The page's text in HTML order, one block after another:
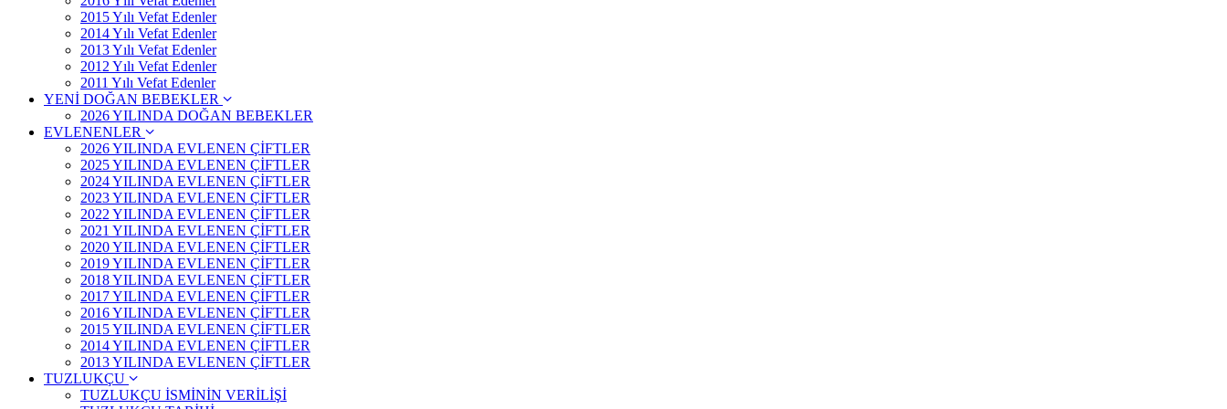
2015 Yılı Vefat Edenler
2014 Yılı Vefat Edenler
2013 Yılı Vefat Edenler
2012 Yılı Vefat Edenler
2011 Yılı Vefat Edenler
YENİ DOĞAN BEBEKLER
2026 YILINDA DOĞAN BEBEKLER
EVLENENLER
2026 YILINDA EVLENEN ÇİFTLER
2025 YILINDA EVLENEN ÇİFTLER
2024 YILINDA EVLENEN ÇİFTLER
2023 YILINDA EVLENEN ÇİFTLER
2022 YILINDA EVLENEN ÇİFTLER
2021 YILINDA EVLENEN ÇİFTLER
2020 YILINDA EVLENEN ÇİFTLER
2019 YILINDA EVLENEN ÇİFTLER
2018 YILINDA EVLENEN ÇİFTLER
2017 YILINDA EVLENEN ÇİFTLER
2016 YILINDA EVLENEN ÇİFTLER
2015 YILINDA EVLENEN ÇİFTLER
2014 YILINDA EVLENEN ÇİFTLER
2013 YILINDA EVLENEN ÇİFTLER
TUZLUKÇU
TUZLUKÇU İSMİNİN VERİLİŞİ